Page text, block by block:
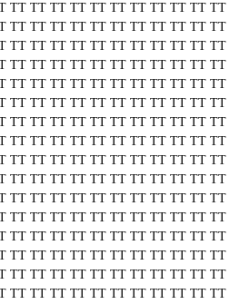
TT TT TT TT TT TT TT TT TT TT TT
TT TT TT TT TT TT TT TT TT TT TT
TT TT TT TT TT TT TT TT TT TT TT
TT TT TT TT TT TT TT TT TT TT TT
TT TT TT TT TT TT TT TT TT TT TT
TT TT TT TT TT TT TT TT TT TT TT
TT TT TT TT TT TT TT TT TT TT TT
TT TT TT TT TT TT TT TT TT TT TT
TT TT TT TT TT TT TT TT TT TT TT
TT TT TT TT TT TT TT TT TT TT TT
TT TT TT TT TT TT TT TT TT TT TT
TT TT TT TT TT TT TT TT TT TT TT
TT TT TT TT TT TT TT TT TT TT TT
TT TT TT TT TT TT TT TT TT TT TT
TT TT TT TT TT TT TT TT TT TT TT
TT TT TT TT TT TT TT TT TT TT TT